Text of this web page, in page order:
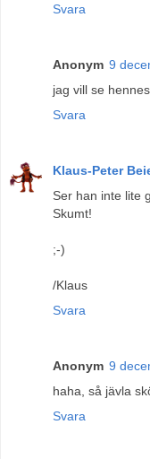
Svara
Anonym 9
jag vill se hennes
Svara
Klaus-Peter
Ser han inte lite
Skumt!
;-)
/Klaus
Svara
Anonym 9
haha, så jävla
Svara